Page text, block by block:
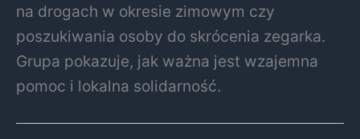
na drogach w okresie zimowym czy
poszukiwania osoby do skrócenia zegarka.
Grupa pokazuje, jak ważna jest wzajemna
pomoc i lokalna solidarność.